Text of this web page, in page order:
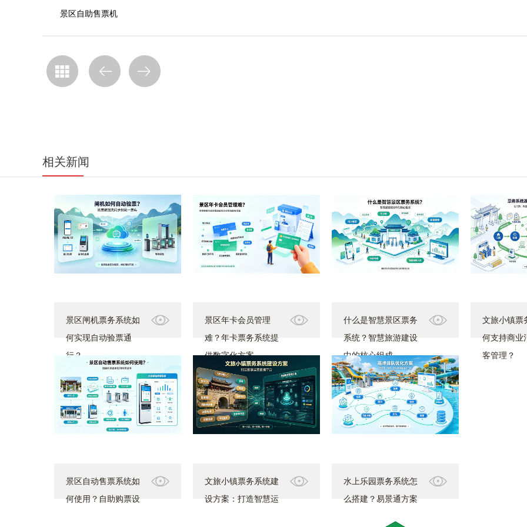
景区自助售票机
相关新闻
景区闸机票务系统如
何实现自动验票通
行？
景区年卡会员管理
难？年卡票务系统提
供数字化方案
什么是智慧景区票务
系统？智慧旅游建设
中的核心组成
文旅小镇票
何支持商业
客管理？
景区自动售票系统如
何使用？自助购票设
文旅小镇票务系统建
设方案：打造智慧运
水上乐园票务系统怎
么搭建？易景通方案